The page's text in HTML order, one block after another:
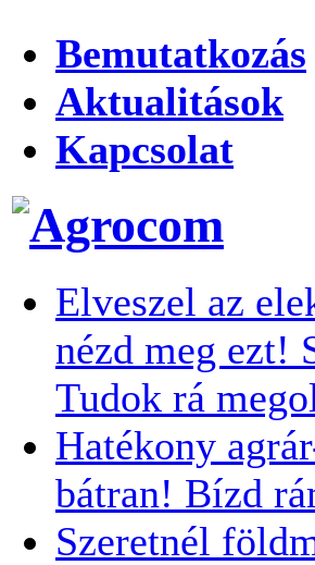
Bemutatkozás
Aktualitások
Kapcsolat
Elveszel az
nézd meg ezt!
Tudok rá
Hatékony
bátran! Bízd
Szeretnél